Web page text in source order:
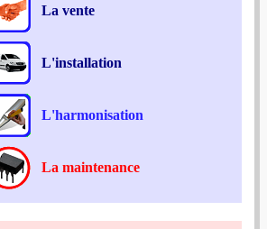
La vente
L'installation
L'harmonisation
La maintenance